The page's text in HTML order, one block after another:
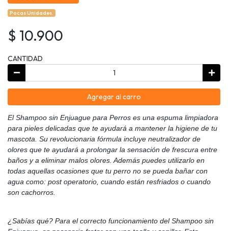
Pocas Unidades.
$ 10.900
CANTIDAD
Agregar al carro
El Shampoo sin Enjuague para Perros es una espuma limpiadora
para pieles delicadas que te ayudará a mantener la higiene de tu
mascota. Su revolucionaria fórmula incluye neutralizador de
olores que te ayudará a prolongar la sensación de frescura entre
baños y a eliminar malos olores. Además puedes utilizarlo en
todas aquellas ocasiones que tu perro no se pueda bañar con
agua como: post operatorio, cuando están resfriados o cuando
son cachorros.
¿Sabías qué? Para el correcto funcionamiento del Shampoo sin